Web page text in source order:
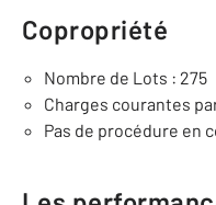
Copropriété
Nombre de Lots : 275
Charges courantes
Pas de procédure en